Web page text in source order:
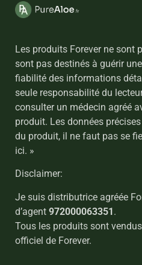
Les produits Forever ne sont
sont pas destinés à guérir
fiabilité des informations
seule responsabilité du
consulter un médecin agréé
produit. Les données
du produit, il ne faut pas se
ici. »
Disclaimer:
Je suis distributrice agréée
d’agent 972000063351.
Tous les produits sont
officiel de Forever.